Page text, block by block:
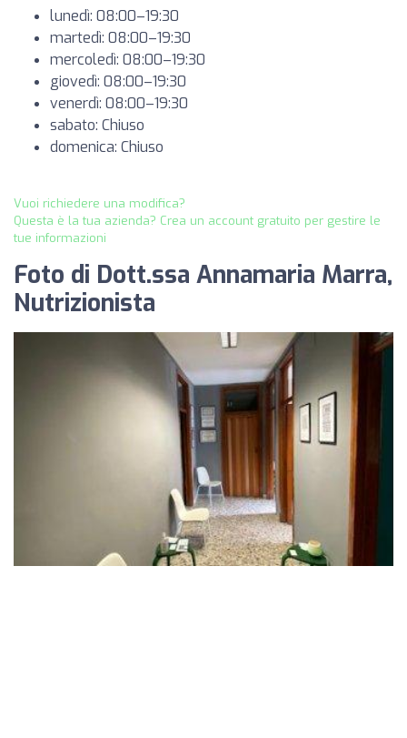
lunedì: 08:00–19:30
martedì: 08:00–19:30
mercoledì: 08:00–19:30
giovedì: 08:00–19:30
venerdì: 08:00–19:30
sabato: Chiuso
domenica: Chiuso
Vuoi richiedere una modifica?
Questa è la tua azienda? Crea un account gratuito per gestire le
tue informazioni
Foto di Dott.ssa Annamaria Marra,
Nutrizionista